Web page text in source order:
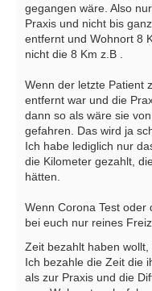
gegangen wäre. Also
Praxis und nicht bis
entfernt und Wohnort 8
nicht die 8 Km z.B .
Wenn der letzte Patient
entfernt war und die
dann so als wäre sie
gefahren. Das wird ja
Ich habe lediglich nur
die Kilometer gezahlt,
hätten.
Wenn Corona Test oder
bei euch nur reines
Zeit bezahlt haben
Ich bezahle die Zeit die
als zur Praxis und die